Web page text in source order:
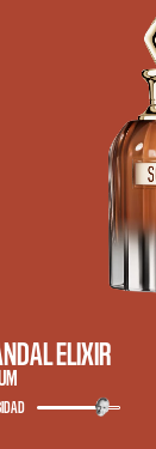
ELIXIR